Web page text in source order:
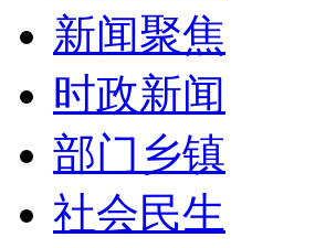
新闻聚焦
时政新闻
部门乡镇
社会民生